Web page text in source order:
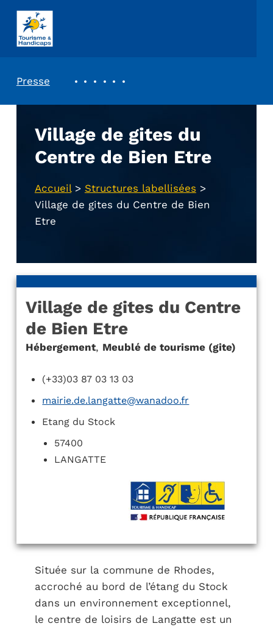
ASSOCIATION TOURISME ET HANDICAPS
Presse
Village de gites du
Centre de Bien Etre
Accueil> Structures labellisées >
Village de gites du Centre de Bien
Etre
Village de gites du Centre
de Bien Etre
Hébergement, Meublé de tourisme (gite)
(+33)03 87 03 13 03
mairie.de.langatte@wanadoo.fr
Etang du Stock
57400
LANGATTE
Située sur la commune de Rhodes,
accroché au bord de l’étang du Stock
dans un environnement exceptionnel,
le centre de loisirs de Langatte est un